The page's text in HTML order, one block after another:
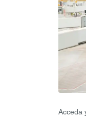
Acceda